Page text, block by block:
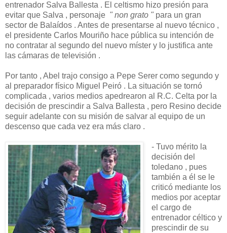
entrenador Salva Ballesta . El celtismo hizo presión para
evitar que Salva , personaje " non grato " para un gran
sector de Balaídos . Antes de presentarse al nuevo técnico ,
el presidente Carlos Mouriño hace pública su intención de
no contratar al segundo del nuevo míster y lo justifica ante
las cámaras de televisión .
Por tanto , Abel trajo consigo a Pepe Serer como segundo y
al preparador físico Miguel Peiró . La situación se tornó
complicada , varios medios apedrearon al R.C. Celta por la
decisión de prescindir a Salva Ballesta , pero Resino decide
seguir adelante con su misión de salvar al equipo de un
descenso que cada vez era más claro .
- Tuvo mérito la
decisión del
toledano , pues
también a él se le
criticó mediante los
medios por aceptar
el cargo de
entrenador céltico y
prescindir de su